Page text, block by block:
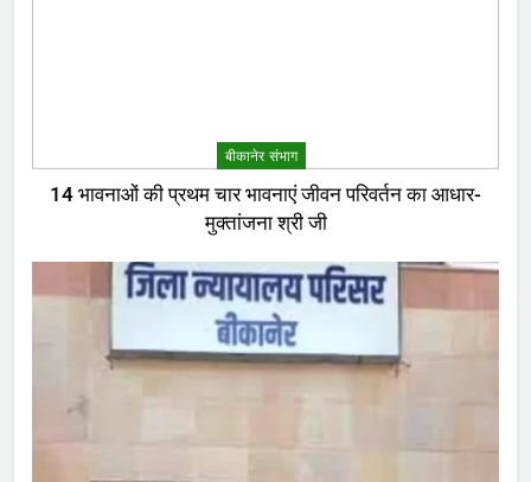
बीकानेर संभाग
14 भावनाओं की प्रथम चार भावनाएं जीवन परिवर्तन का आधार-
मुक्तांजना श्री जी